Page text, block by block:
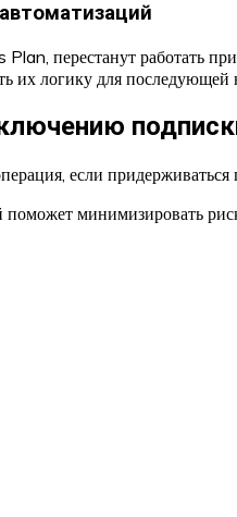
перестанут работать
их логику для последующей
если придерживаться
минимизировать